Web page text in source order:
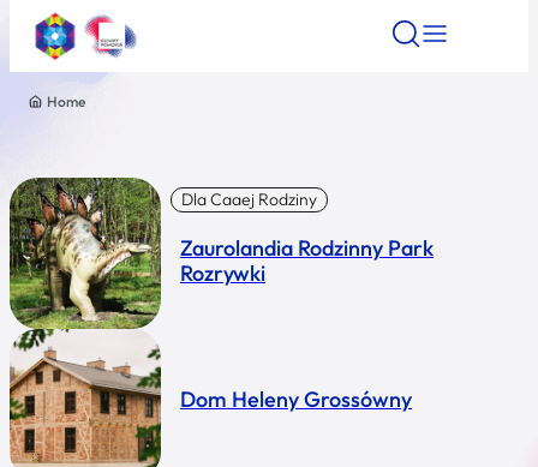
Nazwa atrakcji
Miasto
Kategoria
Home
Dla Caaej Rodziny
Zaurolandia Rodzinny Park
Rozrywki
Dom Heleny Grossówny